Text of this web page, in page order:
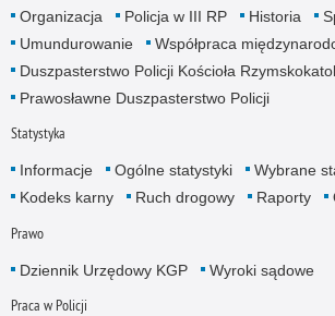
Organizacja
Policja w III RP Historia
Umundurowanie
Współpraca
Duszpasterstwo Policji Kościoła
Prawosławne Duszpasterstwo Policji
Statystyka
Informacje Ogólne statystyki
Wybrane
Kodeks karny
Ruch drogowy Raporty
Prawo
Dziennik Urzędowy KGP Wyroki sądowe
Praca w Policji